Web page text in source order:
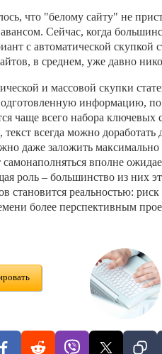
что "белому сайту" не
Сейчас, когда
с автоматической скупкой
в среднем, уже давно
и массовой скупки
информацию, по
чаще всего набора ключевых
всегда можно
даже заложить
самонаполняться вполне
роль – большинство из них
становится реальностью:
более перспективным